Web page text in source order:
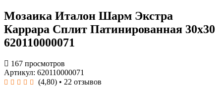
Мозаика Италон Шарм Экстра
Каррара Сплит Патинированная 30x30
620110000071
167 просмотров
Артикул: 620110000071
(4,80) • 22 отзывов